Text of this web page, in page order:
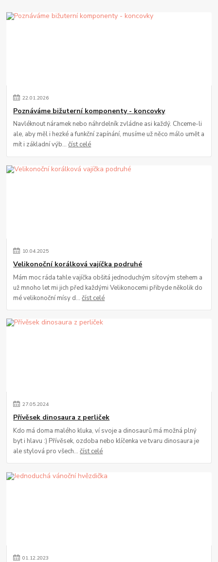
22.01.2026
Poznáváme bižuterní komponenty - koncovky
Navléknout náramek nebo náhrdelník zvládne asi každý. Chceme-li
ale, aby měl i hezké a funkční zapínání, musíme už něco málo umět a
mít i základní výb...číst celé
10.04.2025
Velikonoční korálková vajíčka podruhé
Mám moc ráda tahle vajíčka obšitá jednoduchým síťovým stehem a
už mnoho let mi jich před každými Velikonocemi přibyde několik do
mé velikonoční mísy d...číst celé
27.05.2024
Přívěsek dinosaura z perliček
Kdo má doma malého kluka, ví svoje a dinosaurů má možná plný
byt i hlavu :) Přívěsek, ozdoba nebo klíčenka ve tvaru dinosaura je
ale stylová pro všech...číst celé
01.12.2023